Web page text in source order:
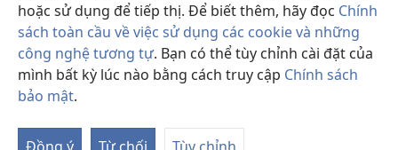
hoặc sử dụng để tiếp thị. Để biết thêm, hãy đọc Chính
sách toàn cầu về việc sử dụng các cookie và những
công nghệ tương tự. Bạn có thể tùy chỉnh cài đặt của
mình bất kỳ lúc nào bằng cách truy cập Chính sách
bảo mật.
Copyright© 2026 Watch Tower Bible and Tract Society of Pennsylvania.
ĐIỀU KHOẢN SỬ DỤNG